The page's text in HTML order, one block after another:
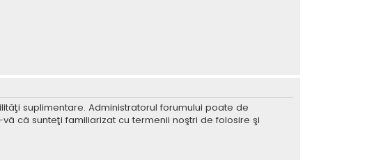
suplimentare. Administratorul forumului poate de
că sunteţi familiarizat cu termenii noştri de folosire şi